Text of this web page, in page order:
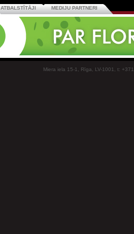
ATBALSTĪTĀJI MEDIJU PARTNERI
Miera iela 15-1, Rīga, LV-1001, t: